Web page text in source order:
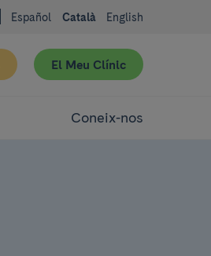
Español Català English
El Meu Clínic
Coneix-nos